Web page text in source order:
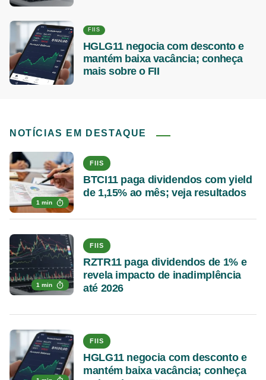
FIIS
HGLG11 negocia com desconto e
mantém baixa vacância; conheça
mais sobre o FII
NOTÍCIAS EM DESTAQUE
1 min
FIIS
BTCI11 paga dividendos com yield
de 1,15% ao mês; veja resultados
1 min
FIIS
RZTR11 paga dividendos de 1% e
revela impacto de inadimplência
até 2026
FIIS
HGLG11 negocia com desconto e
mantém baixa vacância; conheça